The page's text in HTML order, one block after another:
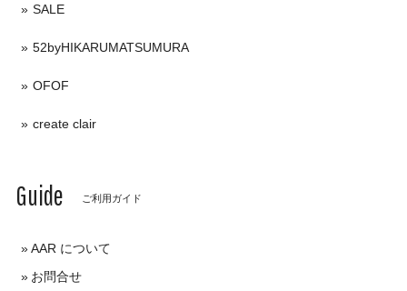
SALE
52byHIKARUMATSUMURA
OFOF
create clair
Guide ご利用ガイド
AAR について
お問合せ